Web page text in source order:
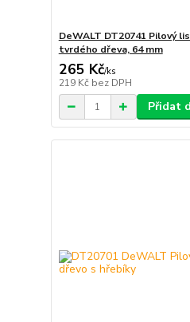
DeWALT DT20741 Pilový
tvrdého dřeva, 64 mm
265 Kč/ks
219 Kč bez DPH
Přidat